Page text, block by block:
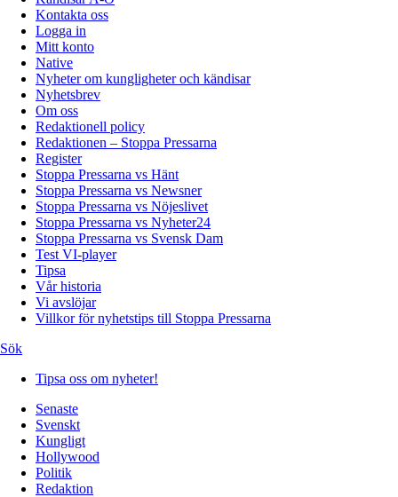
Kontakta oss
Logga in
Mitt konto
Native
Nyheter om kungligheter och kändisar
Nyhetsbrev
Om oss
Redaktionell policy
Redaktionen – Stoppa Pressarna
Register
Stoppa Pressarna vs Hänt
Stoppa Pressarna vs Newsner
Stoppa Pressarna vs Nöjeslivet
Stoppa Pressarna vs Nyheter24
Stoppa Pressarna vs Svensk Dam
Test VI-player
Tipsa
Vår historia
Vi avslöjar
Villkor för nyhetstips till Stoppa Pressarna
Sök
Tipsa oss om nyheter!
Senaste
Svenskt
Kungligt
Hollywood
Politik
Redaktion